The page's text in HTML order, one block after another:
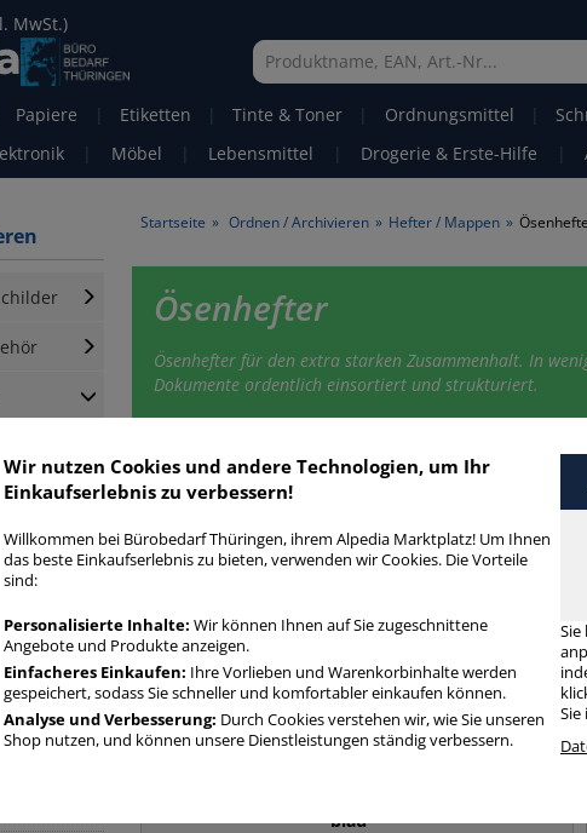
MwSt.)
Papiere | Etiketten | Tinte & Toner | Ordnungsmittel |
| Möbel | Lebensmittel | Drogerie & Erste-Hilfe |
boxen
Startseite » Ordnen / Archivieren » Hefter / Mappen »
Ösenhefter
Ösenhefter für den extra starken Zusammenhalt. In
Dokumente ordentlich einsortiert und strukturiert.
Ösenhefter
Häufig
Ösenhefter
Ösenhefter
1 x Amtsheftung
blau
Wir nutzen Cookies und andere Technologien, um Ihr
Einkaufserlebnis zu verbessern!
Willkommen bei Bürobedarf Thüringen, ihrem Alpedia Marktplatz! Um Ihnen
das beste Einkaufserlebnis zu bieten, verwenden wir Cookies. Die Vorteile
sind:
Personalisierte Inhalte: Wir können Ihnen auf Sie zugeschnittene
Angebote und Produkte anzeigen.
Einfacheres Einkaufen: Ihre Vorlieben und Warenkorbinhalte werden
gespeichert, sodass Sie schneller und komfortabler einkaufen können.
Analyse und Verbesserung: Durch Cookies verstehen wir, wie Sie unseren
Shop nutzen, und können unsere Dienstleistungen ständig verbessern.
Sie